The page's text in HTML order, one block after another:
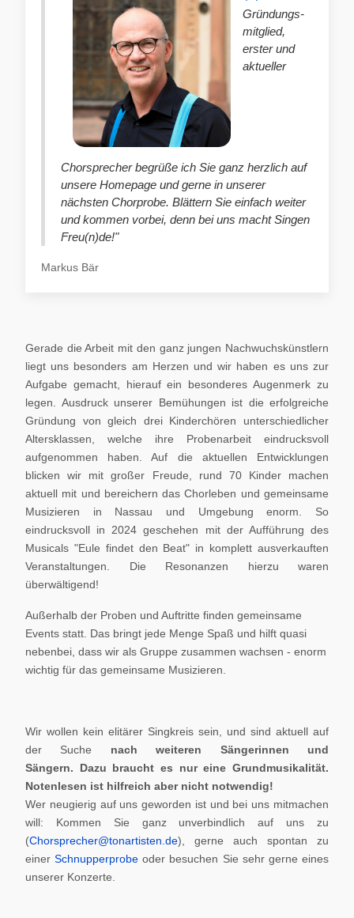
Gründungs-
mitglied,
erster und
aktueller
Chorsprecher begrüße ich Sie ganz herzlich auf
unsere Homepage und gerne in unserer
nächsten Chorprobe. Blättern Sie einfach weiter
und kommen vorbei, denn bei uns macht Singen
Freu(n)de!"
Markus Bär
Gerade die Arbeit mit den ganz jungen Nachwuchskünstlern
liegt uns besonders am Herzen und wir haben es uns zur
Aufgabe gemacht, hierauf ein besonderes Augenmerk zu
legen. Ausdruck unserer Bemühungen ist die erfolgreiche
Gründung von gleich drei Kinderchören unterschiedlicher
Altersklassen, welche ihre Probenarbeit eindrucksvoll
aufgenommen haben. Auf die aktuellen Entwicklungen
blicken wir mit großer Freude, rund 70 Kinder machen
aktuell mit und bereichern das Chorleben und gemeinsame
Musizieren in Nassau und Umgebung enorm. So
eindrucksvoll in 2024 geschehen mit der Aufführung des
Musicals "Eule findet den Beat" in komplett ausverkauften
Veranstaltungen. Die Resonanzen hierzu waren
überwältigend!
Außerhalb der Proben und Auftritte finden gemeinsame
Events statt. Das bringt jede Menge Spaß und hilft quasi
nebenbei, dass wir als Gruppe zusammen wachsen - enorm
wichtig für das gemeinsame Musizieren.
Wir wollen kein elitärer Singkreis sein, und sind aktuell auf
der Suche nach weiteren Sängerinnen und
Sängern. Dazu braucht es nur eine Grundmusikalität.
Notenlesen ist hilfreich aber nicht notwendig!
Wer neugierig auf uns geworden ist und bei uns mitmachen
will: Kommen Sie ganz unverbindlich auf uns zu
(Chorsprecher@tonartisten.de), gerne auch spontan zu
einerSchnupperprobe oder besuchen Sie sehr gerne eines
unserer Konzerte.